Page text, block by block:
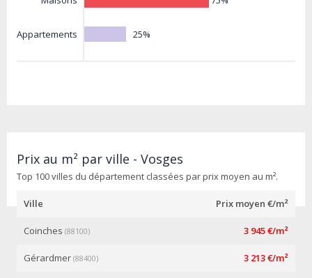
Appartements 25%
Prix au m² par ville - Vosges
Top 100 villes du département classées par prix moyen au m².
Ville Prix moyen €/m²
Coinches (88100) 3 945 €/m²
Gérardmer (88400) 3 213 €/m²